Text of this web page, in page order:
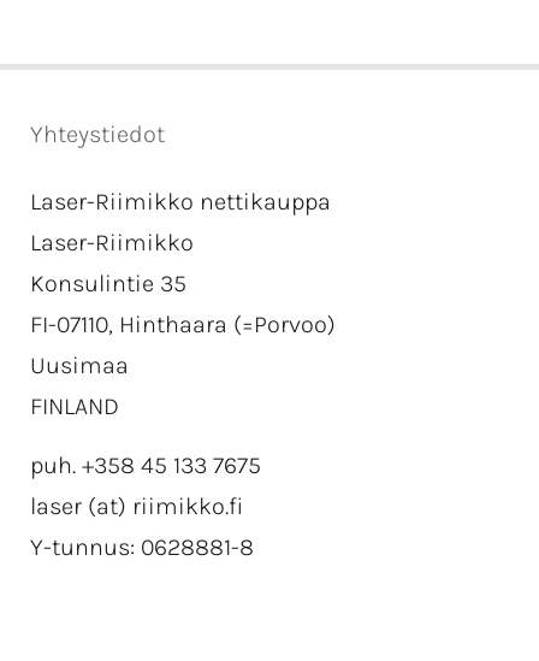
Yhteystiedot
Laser-Riimikko nettikauppa
Laser-Riimikko
Konsulintie 35
FI-07110, Hinthaara (=Porvoo)
Uusimaa
FINLAND
puh. +358 45 133 7675
laser (at) riimikko.fi
Y-tunnus: 0628881-8